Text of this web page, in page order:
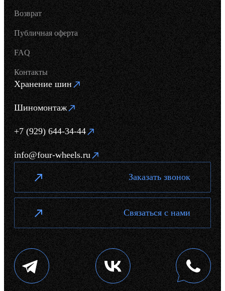
Возврат
Публичная оферта
FAQ
Контакты
Хранение шин
Шиномонтаж
+7 (929) 644-34-44
info@four-wheels.ru
Заказать звонок
Связаться с нами